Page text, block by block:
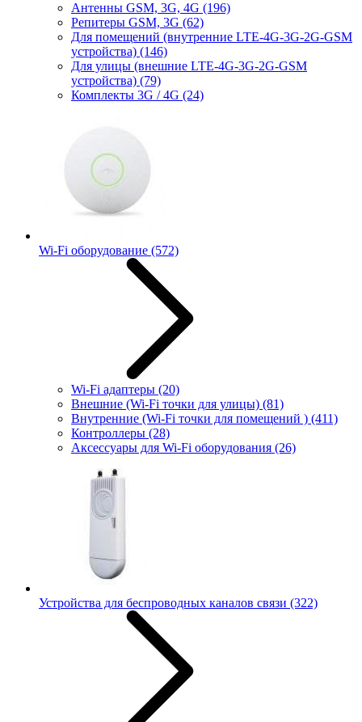
Антенны GSM, 3G, 4G (196)
Репитеры GSM, 3G (62)
Для помещений (внутренние LTE-4G-3G-2G-GSM
устройства) (146)
Для улицы (внешние LTE-4G-3G-2G-GSM
устройства) (79)
Комплекты 3G / 4G (24)
Wi-Fi оборудование (572)
Wi-Fi адаптеры (20)
Внешние (Wi-Fi точки для улицы) (81)
Внутренние (Wi-Fi точки для помещений ) (411)
Контроллеры (28)
Аксессуары для Wi-Fi оборудования (26)
Устройства для беспроводных каналов связи (322)